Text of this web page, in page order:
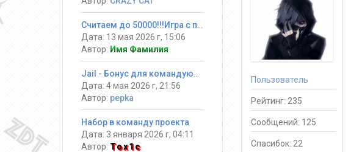
Пользователь
Рейтинг: 235
Сообщений: 125
Спасибок: 22
Дата: 13 мая 2026 г, 15:06
Автор: Имя Фамилия
Дата: 4 мая 2026 г, 21:56
Автор: pepka
Набор в команду проекта
Дата: 3 января 2026 г, 04:11
Автор: Tox1c